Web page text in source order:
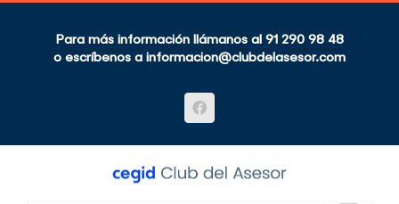
Saltar
contenidoPara más información llámanos al 91 290 98 48
o escríbenos a informacion@clubdelasesor.com
Facebook